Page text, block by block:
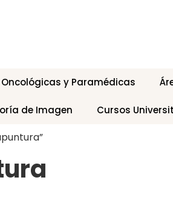
Oncológicas y Paramédicas
de Imagen Cursos